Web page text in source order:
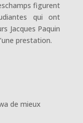
figurent
qui ont
Jacques Paquin
prestation.
de mieux